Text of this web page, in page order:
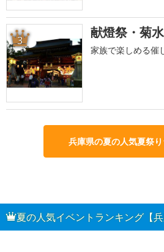
3 献燈祭・菊
家族で楽しめる催
兵庫県の夏の人気夏祭
夏の人気イベントランキング【兵